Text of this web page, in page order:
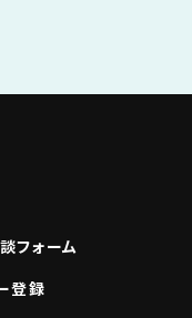
フォーム
登録